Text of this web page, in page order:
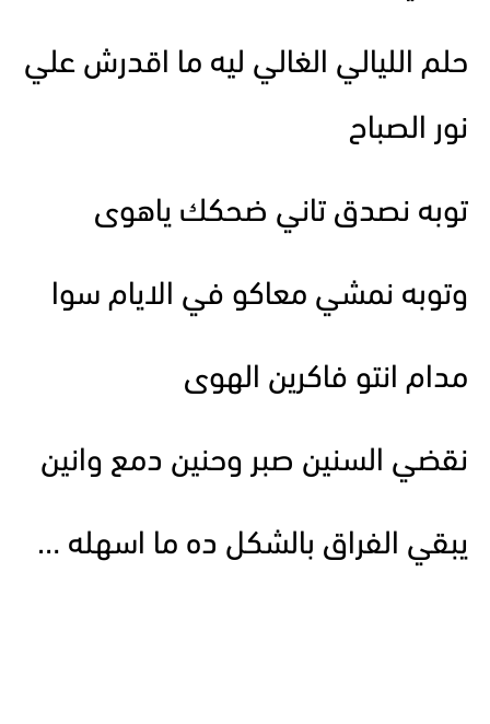
حلم الليالي الغالي ليه ما اقدرش علي
نور الصباح
توبه نصدق تاني ضحكك ياهوى
وتوبه نمشي معاكو في الايام سوا
مدام انتو فاكرين الهوى
نقضي السنين صبر وحنين دمع وانين
يبقي الفراق بالشكل ده ما اسهله …